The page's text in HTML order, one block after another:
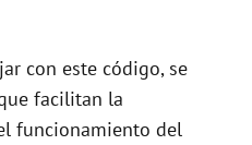
con este código, se
facilitan la
funcionamiento del